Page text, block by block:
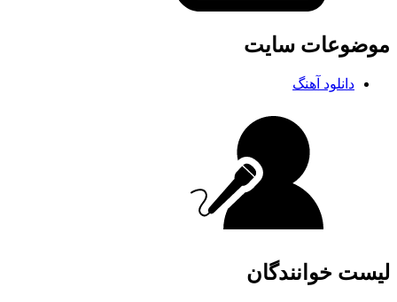
موضوعات سایت
دانلود آهنگ
لیست خوانندگان